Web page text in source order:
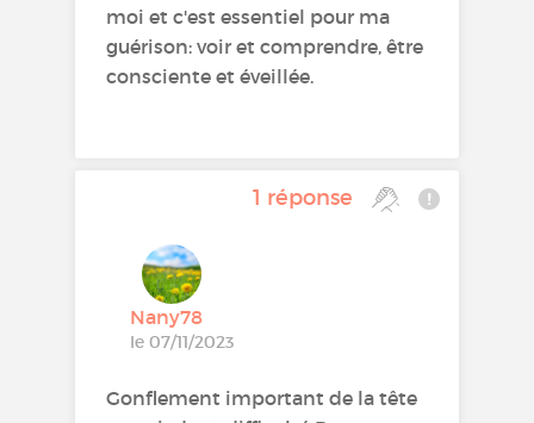
moi et c'est essentiel pour ma
guérison: voir et comprendre, être
consciente et éveillée.
1 réponse
Nany78
le 07/11/2023
Gonflement important de la tête